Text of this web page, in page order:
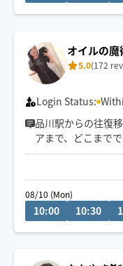
オイルの
ディープリ
5.0(172
Login Status:
品川駅からの往復
アまで、どこまで
免許は自主返納済）
9:30〜港区・品川
10:30〜その他エリ
08/10 (Mon)
10:00 10:30